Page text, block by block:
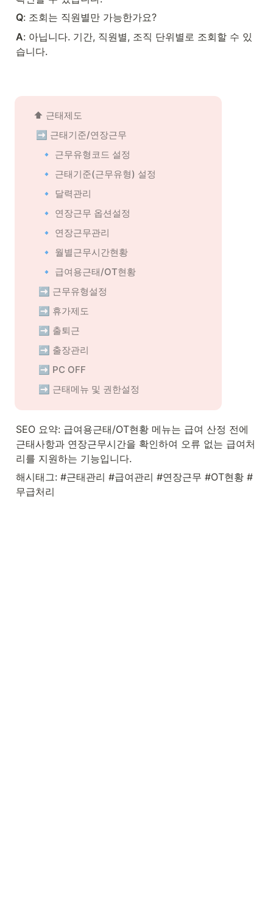
Q: 조회는 직원별만 가능한가요?
A: 아닙니다. 기간, 직원별, 조직 단위별로 조회할 수 있
습니다.
⬆️ 근태제도
➡️ 근태기준/연장근무
🔹 근무유형코드 설정
🔹 근태기준(근무유형) 설정
🔹 달력관리
🔹 연장근무 옵션설정
🔹 연장근무관리
🔹 월별근무시간현황
🔹 급여용근태/OT현황
➡️ 근무유형설정
➡️ 휴가제도
➡️ 출퇴근
➡️ 출장관리
➡️ PC OFF
➡️ 근태메뉴 및 권한설정
SEO 요약: 급여용근태/OT현황 메뉴는 급여 산정 전에
근태사항과 연장근무시간을 확인하여 오류 없는 급여처
리를 지원하는 기능입니다.
해시태그: #근태관리 #급여관리 #연장근무 #OT현황 #
무급처리